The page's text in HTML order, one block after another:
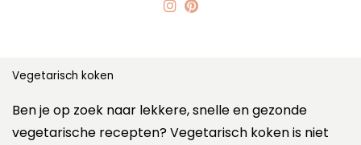
Vegetarisch koken
Ben je op zoek naar lekkere, snelle en gezonde
vegetarische recepten? Vegetarisch koken is niet